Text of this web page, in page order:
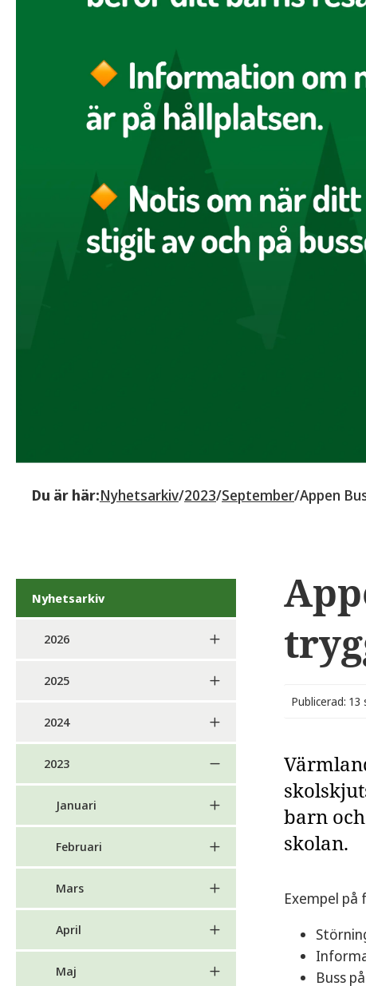
Du är här:Nyhetsarkiv/2023/September/Appen
Nyhetsarkiv
2026
2025
2024
2023
Januari
Februari
Mars
April
Maj
Publicerad: 13
barn
skolan.
Exempel på
Buss